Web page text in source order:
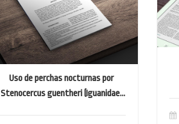
Uso de perchas nocturnas por
Stenocercus guentheri (Iguanidae: